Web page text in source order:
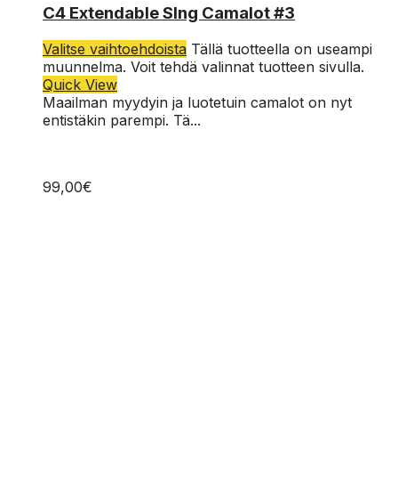
3
C4 Extendable Slng Camalot #3
Valitse vaihtoehdoista Tällä tuotteella on useampi
muunnelma. Voit tehdä valinnat tuotteen sivulla.
Quick View
Maailman myydyin ja luotetuin camalot on nyt
entistäkin parempi. Tä...
99,00€